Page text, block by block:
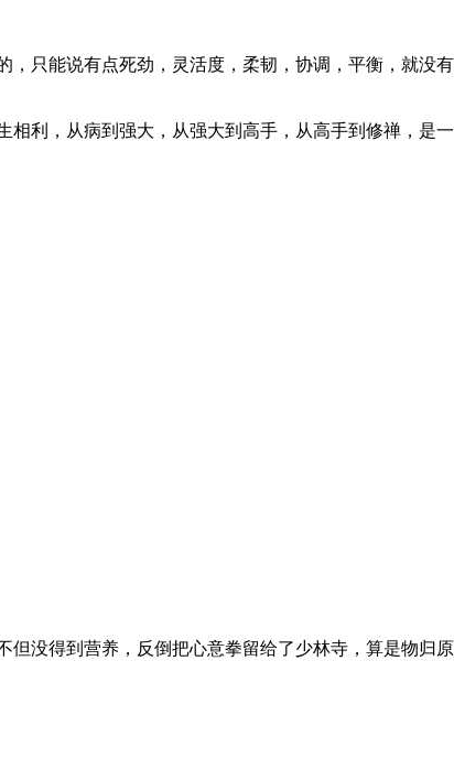
只能说有点死劲，灵活度，柔韧，协调，平衡，就没有
利，从病到强大，从强大到高手，从高手到修禅，是一
没得到营养，反倒把心意拳留给了少林寺，算是物归原